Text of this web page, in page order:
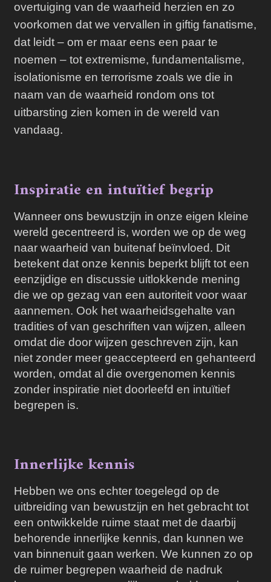
overtuiging van de waarheid herzien en zo
voorkomen dat we vervallen in giftig fanatisme,
dat leidt – om er maar eens een paar te
noemen – tot extremisme, fundamentalisme,
isolationisme en terrorisme zoals we die in
naam van de waarheid rondom ons tot
uitbarsting zien komen in de wereld van
vandaag.
Inspiratie en intuïtief begrip
Wanneer ons bewustzijn in onze eigen kleine
wereld gecentreerd is, worden we op de weg
naar waarheid van buitenaf beïnvloed. Dit
betekent dat onze kennis beperkt blijft tot een
eenzijdige en discussie uitlokkende mening
die we op gezag van een autoriteit voor waar
aannemen. Ook het waarheidsgehalte van
tradities of van geschriften van wijzen, alleen
omdat die door wijzen geschreven zijn, kan
niet zonder meer geaccepteerd en gehanteerd
worden, omdat al die overgenomen kennis
zonder inspiratie niet doorleefd en intuïtief
begrepen is.
Innerlijke kennis
Hebben we ons echter toegelegd op de
uitbreiding van bewustzijn en het gebracht tot
een ontwikkelde ruime staat met de daarbij
behorende innerlijke kennis, dan kunnen we
van binnenuit gaan werken. We kunnen zo op
de ruimer begrepen waarheid de nadruk